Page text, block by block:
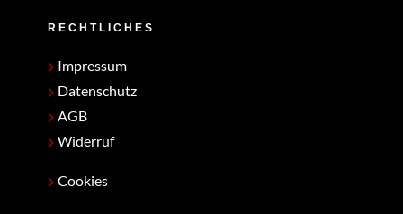
RECHTLICHES
Impressum
Datenschutz
AGB
Widerruf
Cookies